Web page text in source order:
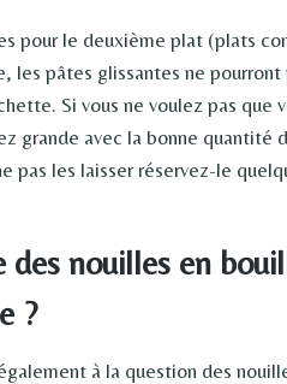
pour le deuxième plat (plats
les pâtes glissantes ne
Si vous ne voulez pas
grande avec la bonne
pas les laisser réservez-le
nouilles en
?
à la question des